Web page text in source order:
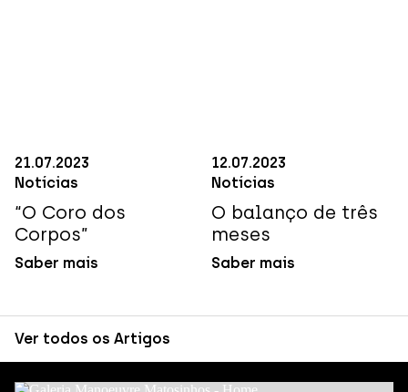
21.07.2023
Notícias
“O Coro dos
Corpos”
Saber mais
12.07.2023
Notícias
O balanço de três
meses
Saber mais
Ver todos os Artigos